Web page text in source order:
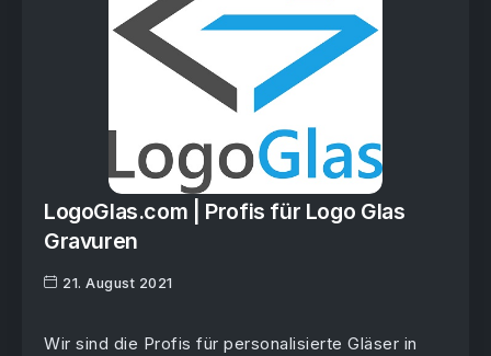
LogoGlas.com | Profis für Logo Glas
Gravuren
21. August 2021
Wir sind die Profis für personalisierte Gläser in